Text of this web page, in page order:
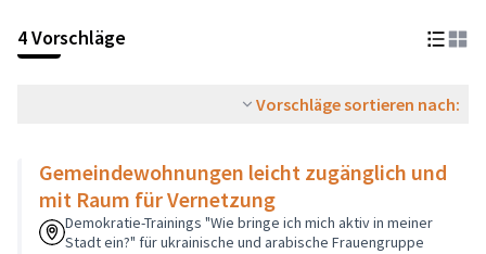
4 Vorschläge
Vorschläge sortieren nach:
Gemeindewohnungen leicht zugänglich und
mit Raum für Vernetzung
Demokratie-Trainings "Wie bringe ich mich aktiv in meiner
Stadt ein?" für ukrainische und arabische Frauengruppe